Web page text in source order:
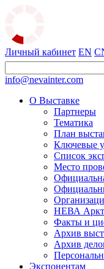
Личный кабинет EN
info@nevainter.com
О Выставке
Партнеры
Тематика
План
Ключевые
Список
Место
НЕВА
Факты и
Архив
Архив
Экспонентам